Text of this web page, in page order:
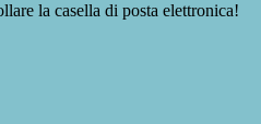
la casella di posta elettronica!